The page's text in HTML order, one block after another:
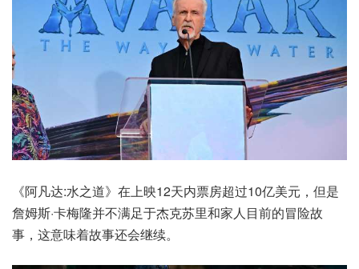
《阿凡达:水之道》在上映12天内票房超过10亿美元，但是
詹姆斯·卡梅隆并不满足于杰克苏里和家人目前的冒险故
事，这意味着故事还会继续。